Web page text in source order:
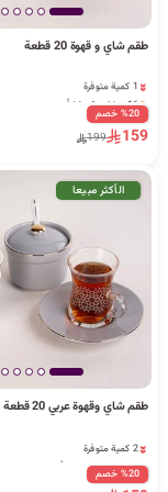
طقم شاي و قهوة 20 قطعة
16 مشاهدة مؤخراً
1 كمية متوفرة
16 مشاهدة مؤخراً
%20 خصم
159
199
الأكثر مبيعا
طقم شاي وقهوة عربي 20 قطعة لون رمادي
1 قطعة بيعت مؤخراً
79 مشاهدة مؤخراً
%20 خصم